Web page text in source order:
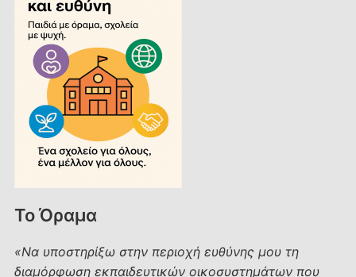
Το Όραμα
«Να υποστηρίξω στην περιοχή ευθύνης μου τη
διαμόρφωση εκπαιδευτικών οικοσυστημάτων που